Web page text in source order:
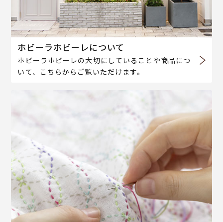
ホビーラホビーレについて
ホビーラホビーレの大切にしていることや商品につ
いて、こちらからご覧いただけます。